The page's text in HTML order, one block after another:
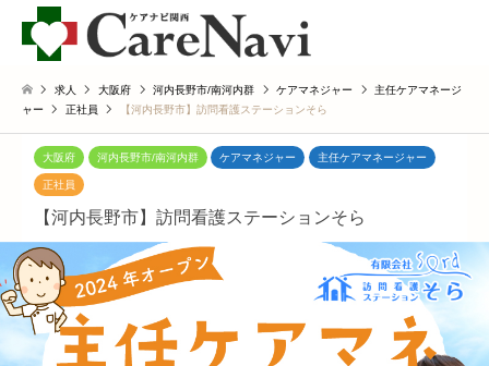
求人 大阪府 河内長野市/南河内群 ケアマネジャー
主任ケアマネージ
ャー
正社員 【河内長野市】訪問看護ステーションそら
大阪府 河内長野市/南河内群 ケアマネジャー 主任ケアマネージャー
正社員
【河内長野市】訪問看護ステーションそら